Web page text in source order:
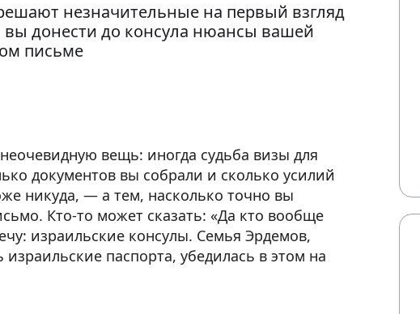
незначительные на первый взгляд
донести до консула нюансы вашей
письме
вещь: иногда судьба визы для
документов вы собрали и сколько усилий
никуда, — а тем, насколько точно вы
Кто-то может сказать: «Да кто вообще
израильские консулы. Семья Эрдемов,
паспорта, убедилась в этом на